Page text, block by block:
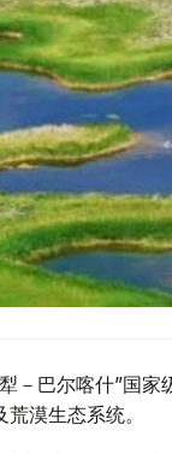
－巴尔喀什”国
漠生态系统。